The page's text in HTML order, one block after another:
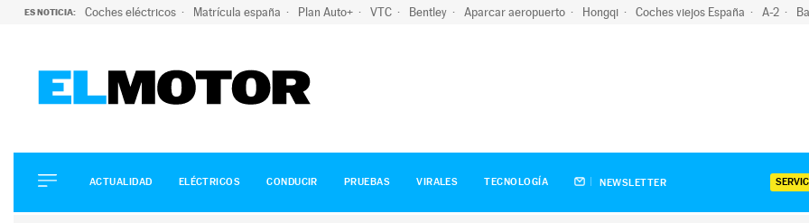
ES NOTICIA: Coches eléctricos Matrícula españa Plan Auto+ VTC Bentley Aparcar aeropuerto Hongqi Coches viejos España A-2
ELÉCTRICOS
CONDUCIR
ACTUALIDAD ELÉCTRICOS CONDUCIR PRUEBAS VIRALES TECNOLOGÍA NEWSLETTER